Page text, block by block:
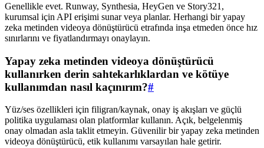
Genellikle evet. Runway, Synthesia, HeyGen ve Story321,
kurumsal için API erişimi sunar veya planlar. Herhangi bir yapay
zeka metinden videoya dönüştürücü etrafında inşa etmeden önce hız
sınırlarını ve fiyatlandırmayı onaylayın.
Yapay zeka metinden videoya dönüştürücü
kullanırken derin sahtekarlıklardan ve kötüye
kullanımdan nasıl kaçınırım?#
Yüz/ses özellikleri için filigran/kaynak, onay iş akışları ve güçlü
politika uygulaması olan platformlar kullanın. Açık, belgelenmiş
onay olmadan asla taklit etmeyin. Güvenilir bir yapay zeka metinden
videoya dönüştürücü, etik kullanımı varsayılan hale getirir.